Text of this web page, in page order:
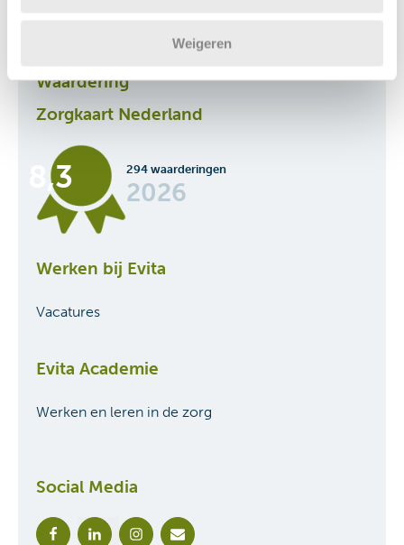
Weigeren
Waardering
Zorgkaart Nederland
294 waarderingen
2026
8,3
Werken bij Evita
Vacatures
Evita Academie
Werken en leren in de zorg
Social Media